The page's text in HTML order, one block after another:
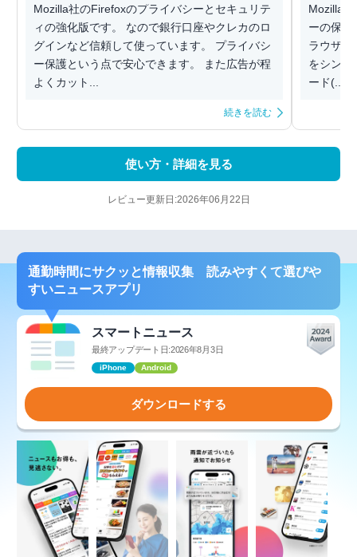
Mozilla社のFirefoxのプライバシーとセキュリテ
ィの強化版です。 なので銀行口座やクレカのロ
グインなど信頼して使っています。 プライバシ
ー保護という点で安心できます。 また広告が程
よくカット...
続きを読む
Mozilla
ーの保護
ラウザア
をシンプ
ード(...
使い方・詳細を見る
レビュー更新日:2026年06月22日
通勤時間にサクッと情報収集 読みやすくて選びや
すいニュースアプリ
スマートニュース
最終アップデート日:2026年8月3日
iPhone Android
ダウンロードする